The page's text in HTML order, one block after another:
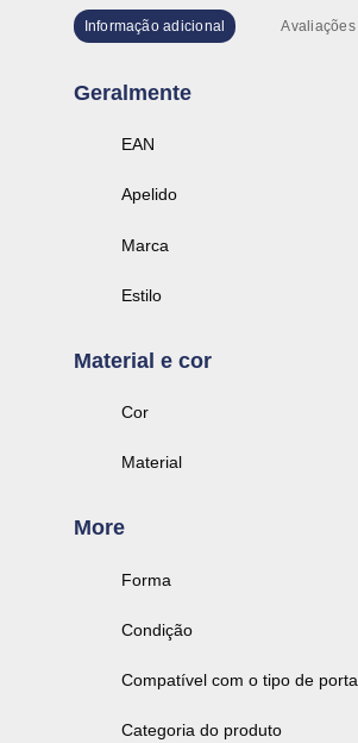
Informação adicional Avaliações
Geralmente
EAN
Apelido
Marca
Estilo
Material e cor
Cor
Material
More
Forma
Condição
Compatível com o tipo de porta
Categoria do produto